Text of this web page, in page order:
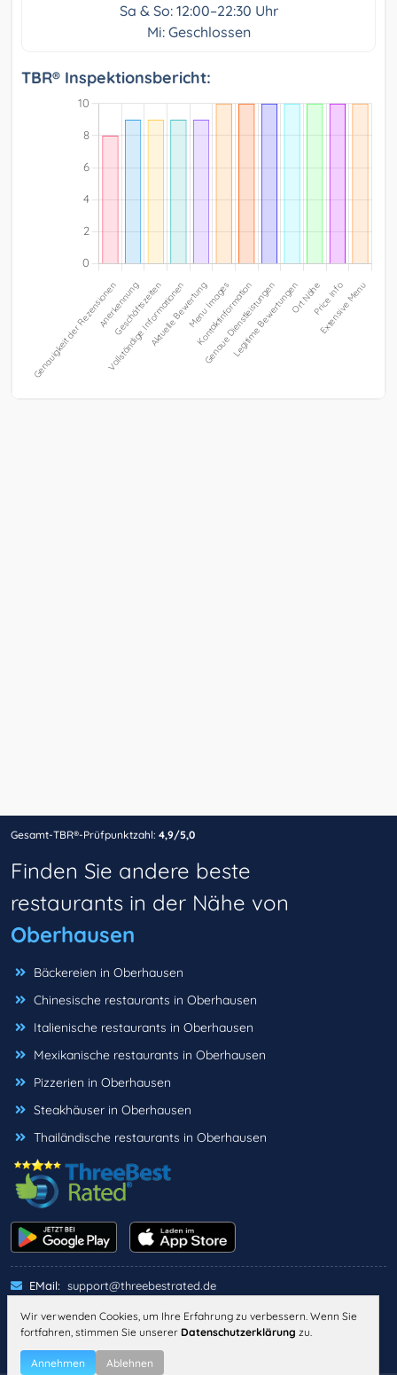
Sa & So: 12:00–22:30 Uhr
Mi: Geschlossen
TBR® Inspektionsbericht:
Gesamt-TBR®-Prüfpunktzahl: 4,9/5,0
Finden Sie andere beste
restaurants in der Nähe von
Oberhausen
Bäckereien in Oberhausen
Chinesische restaurants in Oberhausen
Italienische restaurants in Oberhausen
Mexikanische restaurants in Oberhausen
Pizzerien in Oberhausen
Steakhäuser in Oberhausen
Thailändische restaurants in Oberhausen
EMail: support@threebestrated.de
IMPRESSUM
DATENSCHUTZ
Wir verwenden Cookies, um Ihre Erfahrung zu verbessern. Wenn Sie
fortfahren, stimmen Sie unserer Datenschutzerklärung zu.
Annehmen Ablehnen